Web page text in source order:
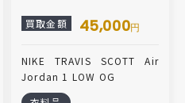
買取金額 45,000円
NIKE TRAVIS SCOTT Air
Jordan 1 LOW OG